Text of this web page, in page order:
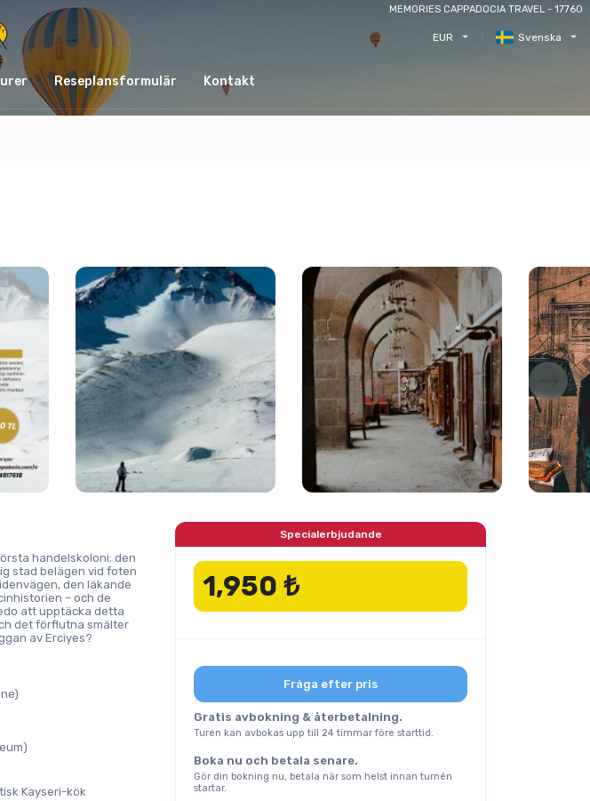
MEMORIES CAPPADOCIA TRAVEL - 17760
EUR Svenska
Reseplansformulär Kontakt
handelskoloni; den
stad belägen vid foten
den läkande
– och de
att upptäcka detta
det förflutna smälter
av Erciyes?
Kayseri-kök
Specialerbjudande
1,950 ₺
Fråga efter pris
Gratis avbokning & återbetalning.
Turen kan avbokas upp till 24 timmar före starttid.
Boka nu och betala senare.
Gör din bokning nu, betala när som helst innan turnén
startar.